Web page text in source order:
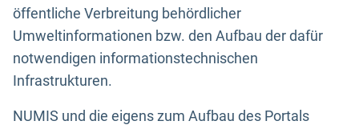
öffentliche Verbreitung behördlicher
Umweltinformationen bzw. den Aufbau der dafür
notwendigen informationstechnischen
Infrastrukturen.
NUMIS und die eigens zum Aufbau des Portals